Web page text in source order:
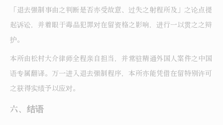
「退去强制事由之判断是否亦受故意、过失之射程所及」之论点提
起诉讼，并着眼于毒品犯罪对在留资格之影响，进行一以贯之之辩
护。
本所由松村大介律师全程亲自担当，并常驻精通外国人案件之中国
语专属翻译。万一进入退去强制程序，本所亦能凭借在留特别许可
之获得实绩予以应对。
六、结语